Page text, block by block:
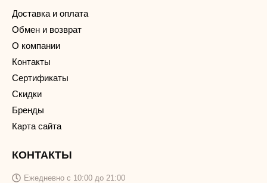
Доставка и оплата
Обмен и возврат
О компании
Контакты
Сертификаты
Скидки
Бренды
Карта сайта
КОНТАКТЫ
Ежедневно с 10:00 до 21:00